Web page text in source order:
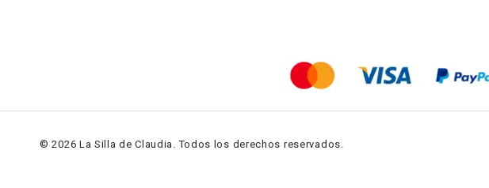
© 2026 La Silla de Claudia. Todos los derechos reservados.